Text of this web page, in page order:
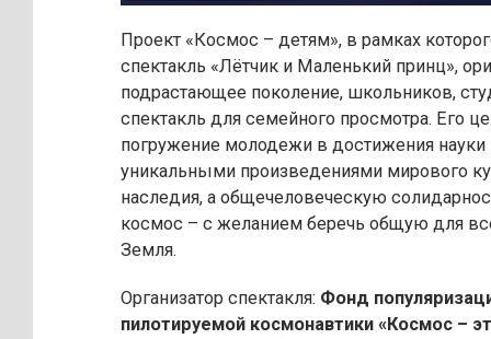
Проект «Космос – детям», в рамках
спектакль «Лётчик и Маленький принц»,
подрастающее поколение, школьников,
спектакль для семейного просмотра. Его
погружение молодежи в достижения науки
уникальными произведениями мирового
наследия, а общечеловеческую
космос – с желанием беречь общую для
Земля.
Организатор спектакля: Фонд
пилотируемой космонавтики «Космос –